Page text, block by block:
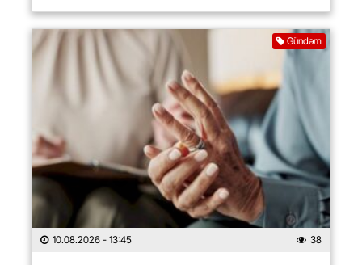
Gündəm
10.08.2026 - 13:45 38